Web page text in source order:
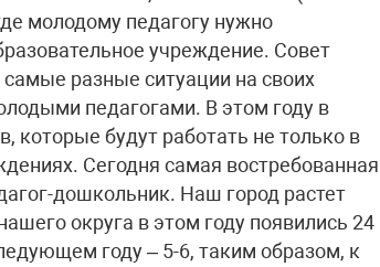
молодому педагогу нужно
учреждение. Совет
разные ситуации на своих
педагогами. В этом году в
которые будут работать не только в
Сегодня самая востребованная
дошкольник. Наш город растет
округа в этом году появились 24
году – 5-6, таким образом, к